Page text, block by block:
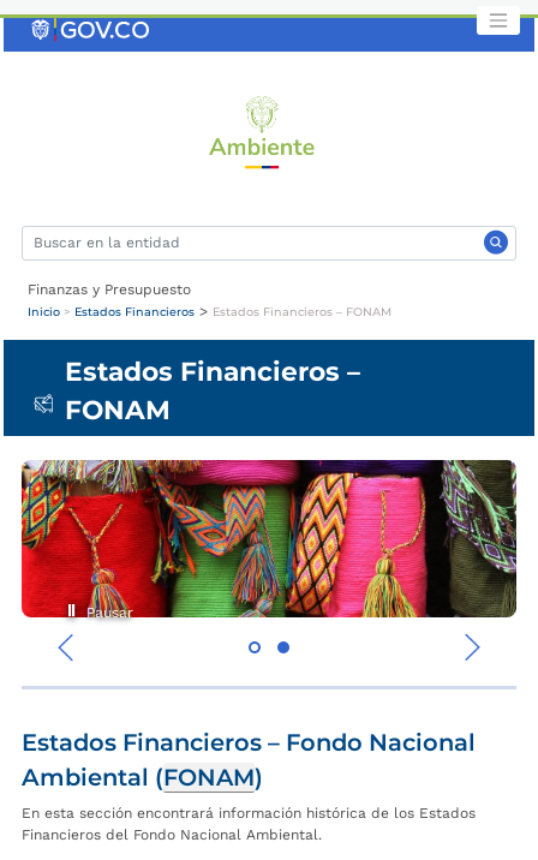
Finanzas y Presupuesto
Inicio > Estados Financieros > Estados Financieros – FONAM
Estados Financieros –
FONAM
‹
›
Pausar
Estados Financieros – Fondo Nacional
Ambiental (FONAM)
En esta sección encontrará información histórica de los Estados
Financieros del Fondo Nacional Ambiental.